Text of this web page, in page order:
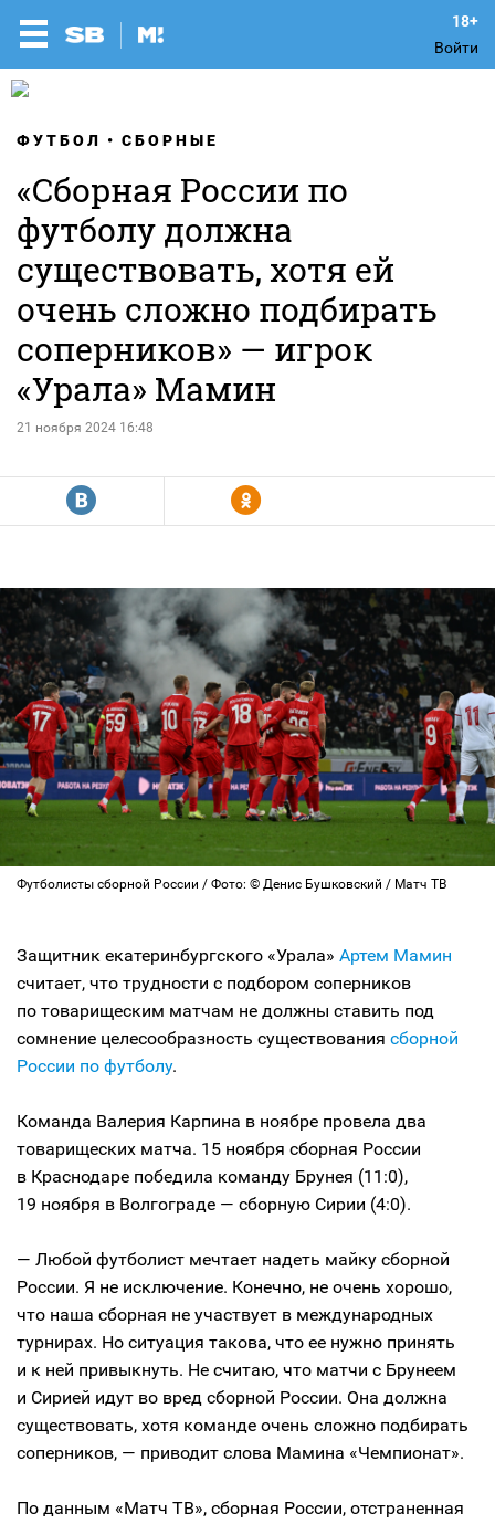
Войти
ФУТБОЛ СБОРНЫЕ
«Сборная России по
футболу должна
существовать, хотя ей
очень сложно подбирать
соперников» — игрок
«Урала» Мамин
21 ноября 2024 16:48
R Y
Футболисты сборной России / Фото: © Денис Бушковский / Матч ТВ
Защитник екатеринбургского «Урала» Артем Мамин
считает, что трудности с подбором соперников
по товарищеским матчам не должны ставить под
сомнение целесообразность существования сборной
России по футболу.
Команда Валерия Карпина в ноябре провела два
товарищеских матча. 15 ноября сборная России
в Краснодаре победила команду Брунея (11:0),
19 ноября в Волгограде — сборную Сирии (4:0).
— Любой футболист мечтает надеть майку сборной
России. Я не исключение. Конечно, не очень хорошо,
что наша сборная не участвует в международных
турнирах. Но ситуация такова, что ее нужно принять
и к ней привыкнуть. Не считаю, что матчи с Брунеем
и Сирией идут во вред сборной России. Она должна
существовать, хотя команде очень сложно подбирать
соперников, — приводит слова Мамина «Чемпионат».
По данным «Матч ТВ», сборная России, отстраненная